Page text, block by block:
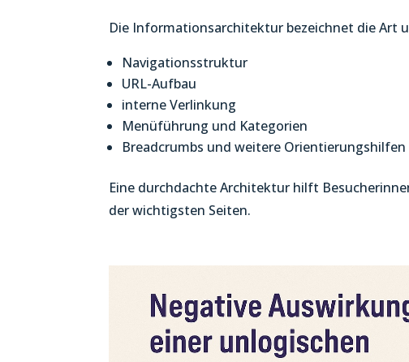
Die Informationsarchitektur bezeichnet die Art
Navigationsstruktur
URL-Aufbau
interne Verlinkung
Menüführung und Kategorien
Breadcrumbs und weitere Orientierungshilfen
Eine durchdachte Architektur hilft
der wichtigsten Seiten.